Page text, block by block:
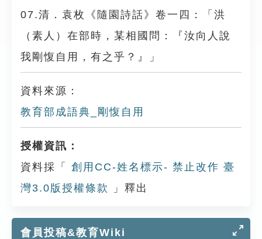
07.清．袁枚《隨園詩話》卷一四：「洪
（素人）在部時，某相國問：『汝向人說
我剛愎自用，有之乎？』」
資料來源：
教育部成語典_剛愎自用
授權資訊：
資料採「
創用CC-姓名標示- 禁止改作 臺
灣3.0版授權條款
」釋出
會員投稿&教育Wiki